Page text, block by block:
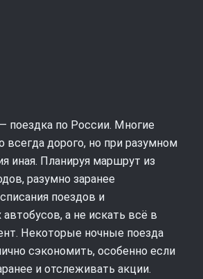
поездка по России. Многие
всегда дорого, но при разумном
иная. Планируя маршрут из
разумно заранее
поездов и
а не искать всё в
Некоторые ночные поезда
сэкономить, особенно если
и отслеживать акции.